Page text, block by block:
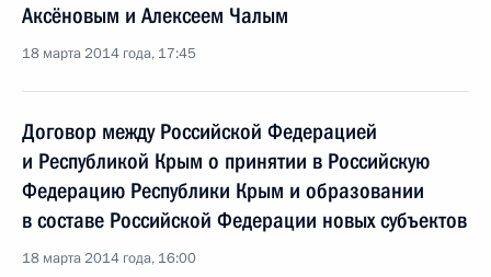
Аксёновым и Алексеем Чалым
18 марта 2014 года, 17:45
Договор между Российской Федерацией
и Республикой Крым о принятии в Российскую
Федерацию Республики Крым и образовании
в составе Российской Федерации новых субъектов
18 марта 2014 года, 16:00